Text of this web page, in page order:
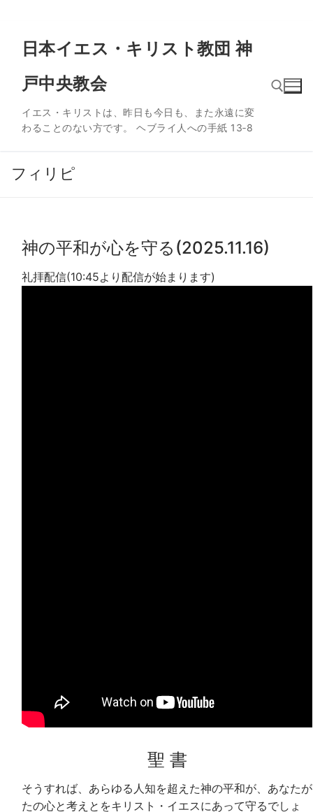
日本イエス・キリスト教団 神
戸中央教会
イエス・キリストは、昨日も今日も、また永遠に変
わることのない方です。 ヘブライ人への手紙 13‐8
フィリピ
神の平和が心を守る(2025.11.16)
礼拝配信(10:45より配信が始まります)
聖 書
そうすれば、あらゆる人知を超えた神の平和が、あなたが
たの心と考えとをキリスト・イエスにあって守るでしょ